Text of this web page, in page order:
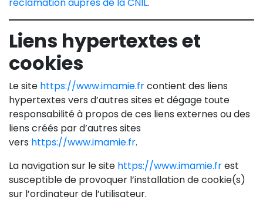
Liens hypertextes et
cookies
Le site https://www.imamie.frcontient des liens
hypertextes vers d’autres sites et dégage toute
responsabilité à propos de ces liens externes ou des
liens créés par d’autres sites
vers https://www.imamie.fr.
La navigation sur le site https://www.imamie.frest
susceptible de provoquer l’installation de cookie(s)
sur l’ordinateur de l’utilisateur.